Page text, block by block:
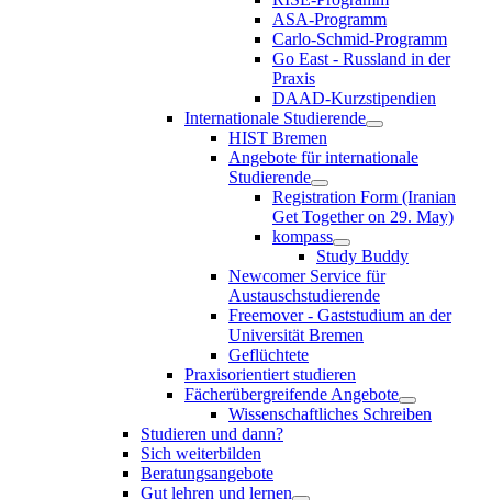
ASA-Programm
Carlo-Schmid-Programm
Go East - Russland in der
Praxis
DAAD-Kurzstipendien
Internationale Studierende
HIST Bremen
Angebote für internationale
Studierende
Registration Form (Iranian
Get Together on 29. May)
kompass
Study Buddy
Newcomer Service für
Austauschstudierende
Freemover - Gaststudium an der
Universität Bremen
Geflüchtete
Praxisorientiert studieren
Fächerübergreifende Angebote
Wissenschaftliches Schreiben
Studieren und dann?
Sich weiterbilden
Beratungsangebote
Gut lehren und lernen